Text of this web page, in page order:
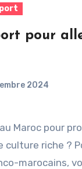
pour
2024
culture riche ?
marocains,